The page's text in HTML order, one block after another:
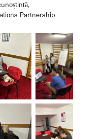
Partnership